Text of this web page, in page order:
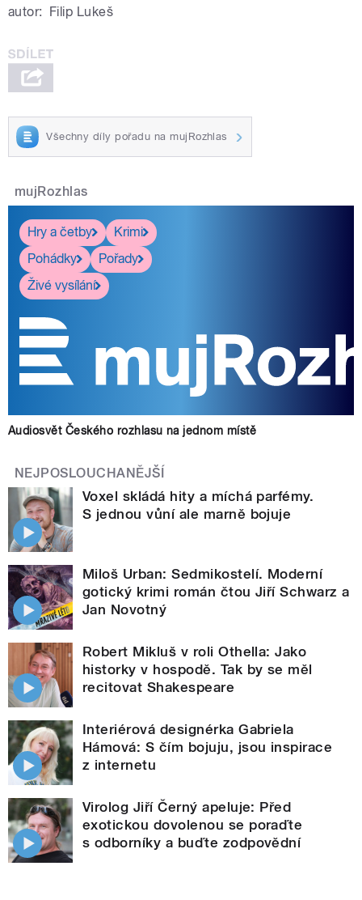
autor: Filip Lukeš
Všechny díly pořadu na mujRozhlas
mujRozhlas
Hry a četby
Krimi
Pohádky
Pořady
Živé vysílání
Audiosvět Českého rozhlasu na jednom místě
NEJPOSLOUCHANĚJŠÍ
Voxel skládá hity a míchá parfémy.
S jednou vůní ale marně bojuje
Miloš Urban: Sedmikostelí. Moderní
gotický krimi román čtou Jiří Schwarz a
Jan Novotný
Robert Mikluš v roli Othella: Jako
historky v hospodě. Tak by se měl
recitovat Shakespeare
Interiérová designérka Gabriela
Hámová: S čím bojuju, jsou inspirace
z internetu
Virolog Jiří Černý apeluje: Před
exotickou dovolenou se poraďte
s odborníky a buďte zodpovědní